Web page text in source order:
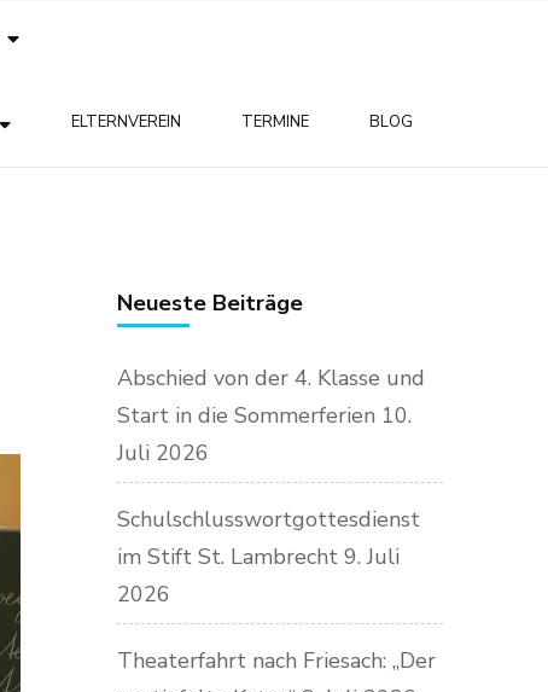
ELTERNVEREIN TERMINE BLOG
Neueste Beiträge
Abschied von der 4. Klasse und
Start in die Sommerferien 10.
Juli 2026
Schulschlusswortgottesdienst
im Stift St. Lambrecht 9. Juli
2026
Theaterfahrt nach Friesach: „Der